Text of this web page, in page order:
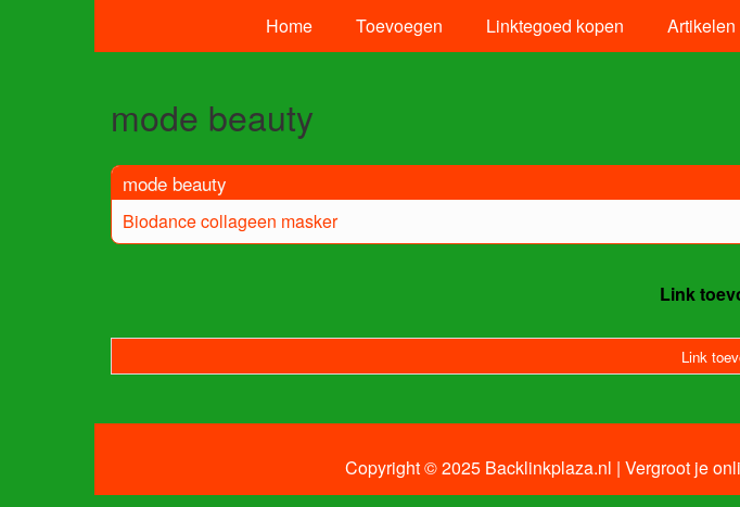
Home Toevoegen Linktegoed kopen Artikelen
mode beauty
mode beauty
Biodance collageen masker
Link
Link
Copyright © 2025 Backlinkplaza.nl | Vergroot je